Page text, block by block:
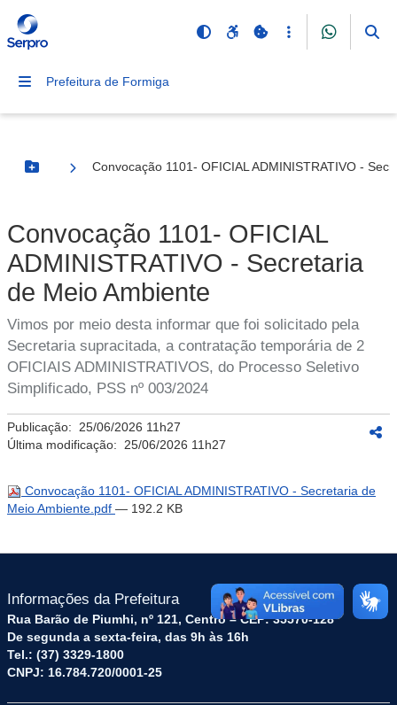
Prefeitura de Formiga
Botão Menu
Convocação 1101- OFICIAL ADMINISTRATIVO -
Convocação 1101- OFICIAL
ADMINISTRATIVO - Secretaria
de Meio Ambiente
Vimos por meio desta informar que foi solicitado pela
Secretaria supracitada, a contratação temporária de 2
OFICIAIS ADMINISTRATIVOS, do Processo Seletivo
Simplificado, PSS nº 003/2024
Publicação: 25/06/2026 11h27
Última modificação: 25/06/2026 11h27
Convocação 1101- OFICIAL ADMINISTRATIVO - Secretaria de
Meio Ambiente.pdf — 192.2 KB
Informações da Prefeitura
Rua Barão de Piumhi, nº 121, Centro – CEP: 35570-128
De segunda a sexta-feira, das 9h às 16h
Tel.: (37) 3329-1800
CNPJ: 16.784.720/0001-25